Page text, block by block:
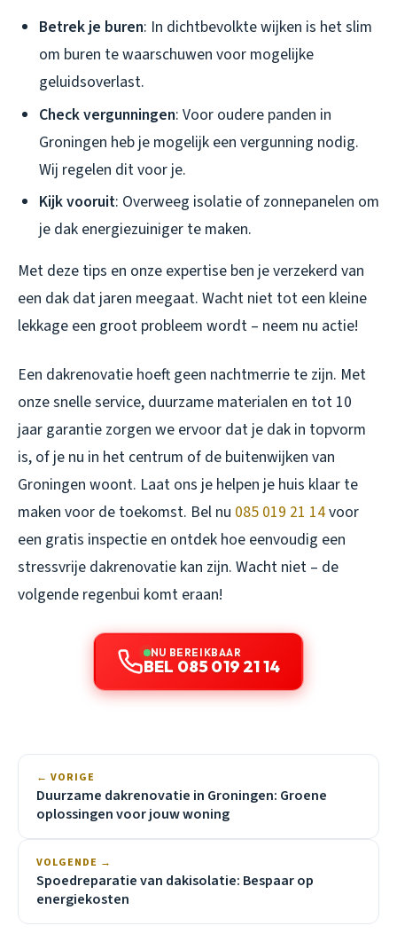
Betrek je buren: In dichtbevolkte wijken is het slim
om buren te waarschuwen voor mogelijke
geluidsoverlast.
Check vergunningen: Voor oudere panden in
Groningen heb je mogelijk een vergunning nodig.
Wij regelen dit voor je.
Kijk vooruit: Overweeg isolatie of zonnepanelen om
je dak energiezuiniger te maken.
Met deze tips en onze expertise ben je verzekerd van
een dak dat jaren meegaat. Wacht niet tot een kleine
lekkage een groot probleem wordt – neem nu actie!
Een dakrenovatie hoeft geen nachtmerrie te zijn. Met
onze snelle service, duurzame materialen en tot 10
jaar garantie zorgen we ervoor dat je dak in topvorm
is, of je nu in het centrum of de buitenwijken van
Groningen woont. Laat ons je helpen je huis klaar te
maken voor de toekomst. Bel nu 085 019 21 14voor
een gratis inspectie en ontdek hoe eenvoudig een
stressvrije dakrenovatie kan zijn. Wacht niet – de
volgende regenbui komt eraan!
NU BEREIKBAAR
BEL 085 019 21 14
← VORIGE
Duurzame dakrenovatie in Groningen: Groene
oplossingen voor jouw woning
VOLGENDE →
Spoedreparatie van dakisolatie: Bespaar op
energiekosten